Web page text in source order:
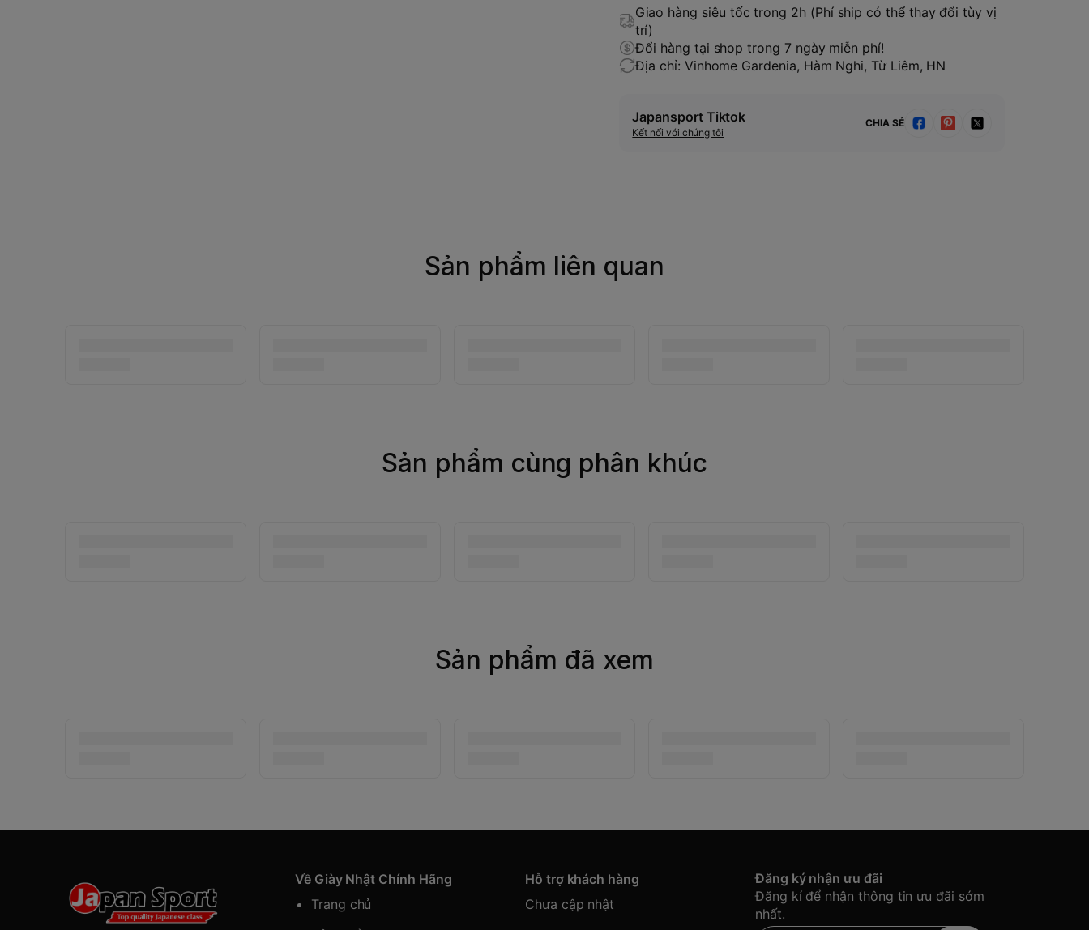
Giao hàng siêu tốc trong 2h (Phí ship có thể thay đổi tùy vị
trí)
Đổi hàng tại shop trong 7 ngày miễn phí!
Địa chỉ: Vinhome Gardenia, Hàm Nghi, Từ Liêm, HN
Japansport Tiktok
Kết nối với chúng tôi
CHIA SẺ
Sản phẩm liên quan
Sản phẩm cùng phân khúc
Sản phẩm đã xem
Về Giày Nhật Chính Hãng
Trang chủ
Hỗ trợ khách hàng
Chưa cập nhật
Đăng ký nhận ưu đãi
Đăng kí để nhận thông tin ưu đãi sớm
nhất.